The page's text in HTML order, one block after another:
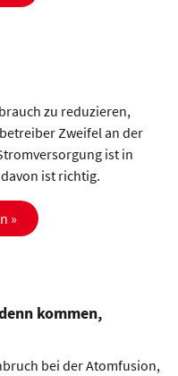
zu reduzieren,
Zweifel an der
ist in
ist richtig.
»
kommen,
bei der Atomfusion,